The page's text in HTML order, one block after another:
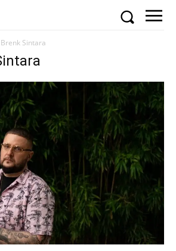
Brenk Sintara